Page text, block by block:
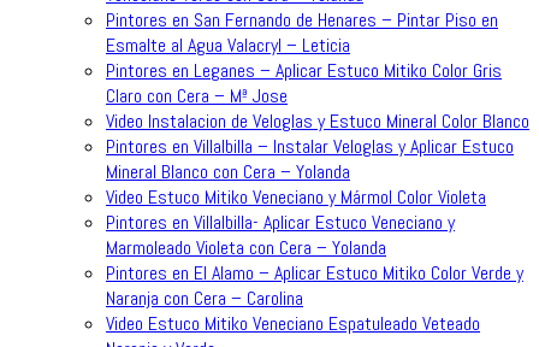
Pintores en San Fernando de Henares – Pintar Piso en
Esmalte al Agua Valacryl – Leticia
Pintores en Leganes – Aplicar Estuco Mitiko Color Gris
Claro con Cera – Mª Jose
Video Instalacion de Veloglas y Estuco Mineral Color Blanco
Pintores en Villalbilla – Instalar Veloglas y Aplicar Estuco
Mineral Blanco con Cera – Yolanda
Video Estuco Mitiko Veneciano y Mármol Color Violeta
Pintores en Villalbilla- Aplicar Estuco Veneciano y
Marmoleado Violeta con Cera – Yolanda
Pintores en El Alamo – Aplicar Estuco Mitiko Color Verde y
Naranja con Cera – Carolina
Video Estuco Mitiko Veneciano Espatuleado Veteado